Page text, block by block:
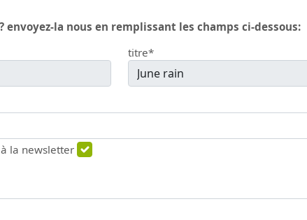
envoyez-la nous en remplissant les champs ci-dessous:
titre*
la newsletter